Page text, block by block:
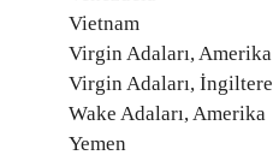
Vietnam
Virgin Adaları, Amerika
Virgin Adaları, İngiltere
Wake Adaları, Amerika
Yemen